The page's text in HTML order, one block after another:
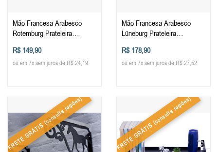
Mão Francesa Arabesco
Rotemburg Prateleira
Decorada
R$ 149,90
ou em 7x sem juros de R$ 24,19
Mão Francesa Arabesco
Lüneburg Prateleira
Decorada
R$ 178,90
ou em 7x sem juros de R$ 27,52
FRETE GRÁTIS
(consulte regiões)
FRETE GRÁTIS
(consulte regiões)